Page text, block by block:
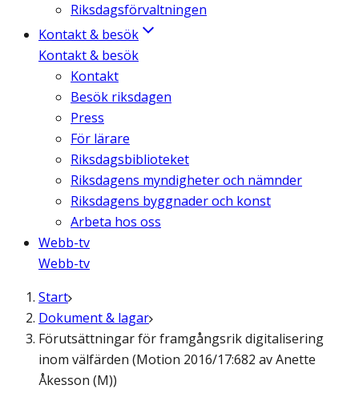
Riksdagsförvaltningen
Kontakt & besök
Kontakt & besök
Kontakt
Besök riksdagen
Press
För lärare
Riksdagsbiblioteket
Riksdagens myndigheter och nämnder
Riksdagens byggnader och konst
Arbeta hos oss
Webb-tv
Webb-tv
Start
Dokument & lagar
Förutsättningar för framgångsrik digitalisering
inom välfärden (Motion 2016/17:682 av Anette
Åkesson (M))